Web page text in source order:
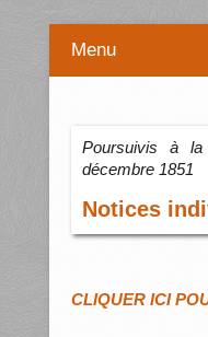
Menu
Poursuivis à
décembre 1851
Notices
CLIQUER ICI